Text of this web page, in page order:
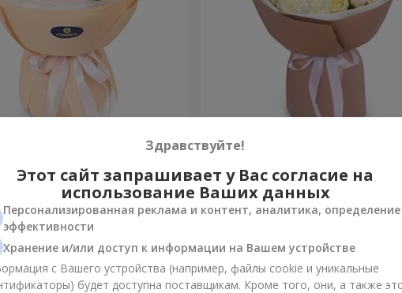
чувств"
Заказать
Букет "Венера"
2 449 грн
Здравствуйте!
Этот сайт запрашивает у Вас согласие на
использование Ваших данных
Персонализированная реклама и контент, аналитика, определение
эффективности
Хранение и/или доступ к информации на Вашем устройстве
с Вашего устройства (например, файлы cookie и уникальные
будет доступна поставщикам. Кроме того, они, а также